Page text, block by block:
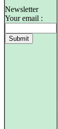
Newsletter
Your email :